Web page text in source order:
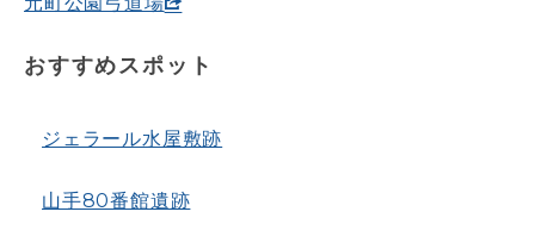
おすすめスポット
ジェラール水屋敷跡
山手80番館遺跡